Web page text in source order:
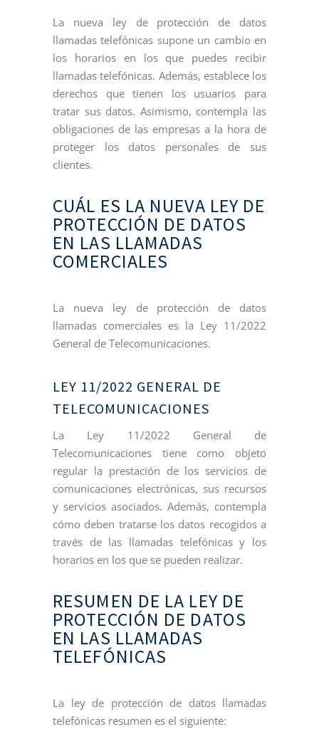
La nueva ley de protección de datos
llamadas telefónicas supone un cambio en
los horarios en los que puedes recibir
llamadas telefónicas. Además, establece los
derechos que tienen los usuarios para
tratar sus datos. Asimismo, contempla las
obligaciones de las empresas a la hora de
proteger los datos personales de sus
clientes.
CUÁL ES LA NUEVA LEY DE
PROTECCIÓN DE DATOS
EN LAS LLAMADAS
COMERCIALES
La nueva ley de protección de datos
llamadas comerciales es la Ley 11/2022
General de Telecomunicaciones.
LEY 11/2022 GENERAL DE
TELECOMUNICACIONES
La Ley 11/2022 General de
Telecomunicaciones tiene como objeto
regular la prestación de los servicios de
comunicaciones electrónicas, sus recursos
y servicios asociados. Además, contempla
cómo deben tratarse los datos recogidos a
través de las llamadas telefónicas y los
horarios en los que se pueden realizar.
RESUMEN DE LA LEY DE
PROTECCIÓN DE DATOS
EN LAS LLAMADAS
TELEFÓNICAS
La ley de protección de datos llamadas
telefónicas resumen es el siguiente: